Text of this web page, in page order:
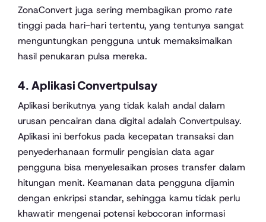
ZonaConvert juga sering membagikan promo rate
tinggi pada hari-hari tertentu, yang tentunya sangat
menguntungkan pengguna untuk memaksimalkan
hasil penukaran pulsa mereka.
4. Aplikasi Convertpulsay
Aplikasi berikutnya yang tidak kalah andal dalam
urusan pencairan dana digital adalah Convertpulsay.
Aplikasi ini berfokus pada kecepatan transaksi dan
penyederhanaan formulir pengisian data agar
pengguna bisa menyelesaikan proses transfer dalam
hitungan menit. Keamanan data pengguna dijamin
dengan enkripsi standar, sehingga kamu tidak perlu
khawatir mengenai potensi kebocoran informasi